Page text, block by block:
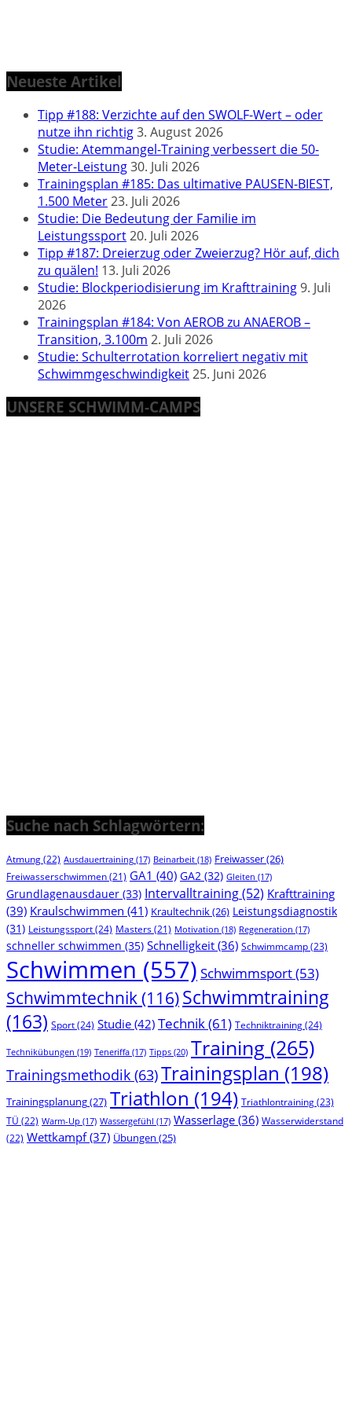
Neueste Artikel
Tipp #188: Verzichte auf den SWOLF-Wert – oder
nutze ihn richtig3. August 2026
Studie: Atemmangel-Training verbessert die 50-
Meter-Leistung30. Juli 2026
Trainingsplan #185: Das ultimative PAUSEN-BIEST,
1.500 Meter23. Juli 2026
Studie: Die Bedeutung der Familie im
Leistungssport20. Juli 2026
Tipp #187: Dreierzug oder Zweierzug? Hör auf, dich
zu quälen! 13. Juli 2026
Studie: Blockperiodisierung im Krafttraining9. Juli
2026
Trainingsplan #184: Von AEROB zu ANAEROB –
Transition, 3.100m 2. Juli 2026
Studie: Schulterrotation korreliert negativ mit
Schwimmgeschwindigkeit25. Juni 2026
UNSERE SCHWIMM-CAMPS
Suche nach Schlagwörtern:
Atmung(22) Ausdauertraining (17) Beinarbeit (18) Freiwasser(26)
Freiwasserschwimmen (21) GA1 (40) GA2 (32) Gleiten (17)
Grundlagenausdauer (33) Intervalltraining(52) Krafttraining
(39) Kraulschwimmen (41) Kraultechnik(26) Leistungsdiagnostik
(31) Leistungssport(24) Masters (21) Motivation (18) Regeneration (17)
schneller schwimmen (35) Schnelligkeit (36) Schwimmcamp(23)
Schwimmen (557) Schwimmsport(53)
Schwimmtechnik(116)Schwimmtraining
(163) Sport(24) Studie (42) Technik(61) Techniktraining(24)
Technikübungen (19) Teneriffa (17) Tipps (20) Training (265)
Trainingsmethodik (63)Trainingsplan (198)
Trainingsplanung(27) Triathlon (194) Triathlontraining(23)
TÜ (22) Warm-Up (17) Wassergefühl (17) Wasserlage (36) Wasserwiderstand
(22) Wettkampf(37) Übungen (25)